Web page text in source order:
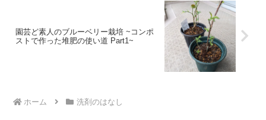
園芸ど素人のブルーベリー栽培 ~コンポ
ストで作った堆肥の使い道 Part1~
ホーム 洗剤のはなし